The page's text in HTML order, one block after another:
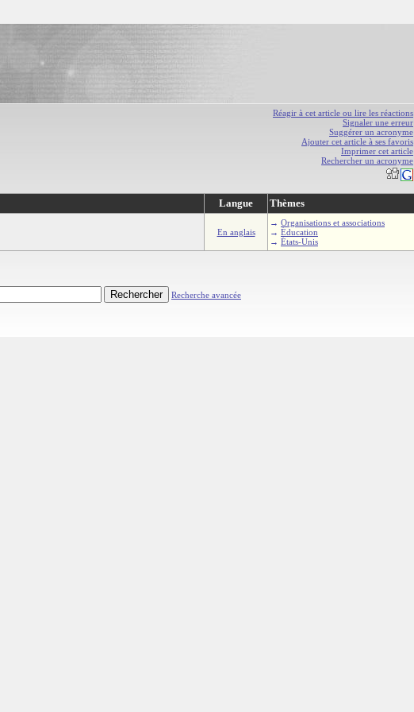
Réagir à cet article ou lire les réactions
Signaler une erreur
Suggérer un acronyme
Ajouter cet article à ses favoris
Imprimer cet article
Rechercher un acronyme
Langue Thèmes
En anglais
→ Organisations et associations
→ Éducation
→ États-Unis
Recherche avancée